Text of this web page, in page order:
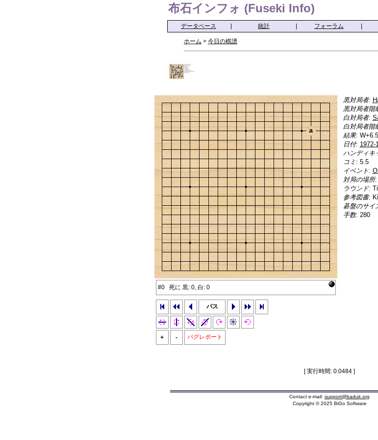
布石インフォ (Fuseki Info)
データベース 統計 フォーラム
ホーム > 今日の棋譜
a
#0 死に 黒: 0, 白: 0
パス
+ - バグレポート
黒対局者:
黒対局者階
白対局者:
白対局者階
結果: W+6.5
日付: 1972-
ハンディキ
コミ : 5.5
イベント :
対局の場所:
ラウンド:
参考図書:
碁盤のサイ
手数: 280
[ 実行時間: 0.0484 ]
Contact e-mail: support@baduk.org
Copyright © 2025 BiGo Software